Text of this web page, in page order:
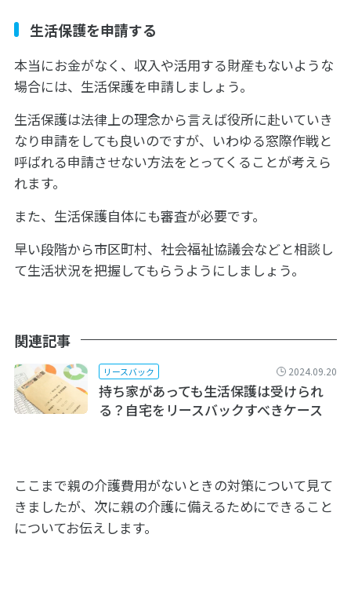
生活保護を申請する
本当にお金がなく、収入や活用する財産もないような
場合には、生活保護を申請しましょう。
生活保護は法律上の理念から言えば役所に赴いていき
なり申請をしても良いのですが、いわゆる窓際作戦と
呼ばれる申請させない方法をとってくることが考えら
れます。
また、生活保護自体にも審査が必要です。
早い段階から市区町村、社会福祉協議会などと相談し
て生活状況を把握してもらうようにしましょう。
関連記事
リースバック 2024.09.20
持ち家があっても生活保護は受けられ
る？自宅をリースバックすべきケース
ここまで親の介護費用がないときの対策について見て
きましたが、次に親の介護に備えるためにできること
についてお伝えします。